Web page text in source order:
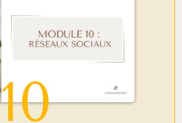
10